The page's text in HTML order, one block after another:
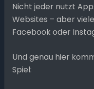
Nicht jeder nutzt
Websites – aber
Facebook oder
Und genau hier
Spiel: